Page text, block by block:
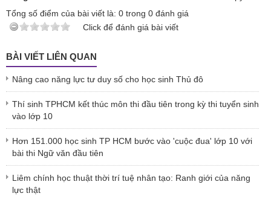
Tổng số điểm của bài viết là: 0 trong 0 đánh giá
Click để đánh giá bài viết
BÀI VIẾT LIÊN QUAN
Nâng cao năng lực tư duy số cho học sinh Thủ đô
Thí sinh TPHCM kết thúc môn thi đầu tiên trong kỳ thi tuyển sinh
vào lớp 10
Hơn 151.000 học sinh TP HCM bước vào 'cuộc đua' lớp 10 với
bài thi Ngữ văn đầu tiên
Liêm chính học thuật thời trí tuệ nhân tạo: Ranh giới của năng
lực thật